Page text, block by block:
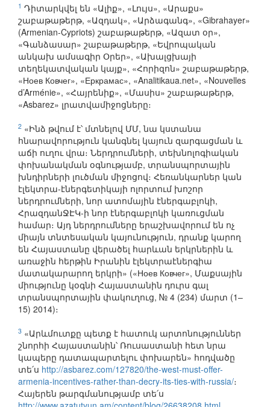
1 Դիտարկվել են «Ալիք», «Լույս», «Արաքս»
շաբաթաթերթ, «Ազդակ», «Արձագանգ», «Gibrahayer»
(Armenian-Cypriots) շաբաթաթերթ, «Ազատ օր»,
«Գանձասար» շաբաթաթերթ, «Եվրոպական
անկախ ամսագիր Օրեր», «Ախալցխայի
տեղեկատվական կայք», «Հորիզոն» շաբաթաթերթ,
«Ноев Ковчег», «Еркрамас», «Analitikaua.net», «Nouvelles
d’Arménie», «Հայրենիք», «Մասիս» շաբաթաթերթ,
«Asbarez» լրատվամիջոցները։
2 «Ինձ թվում է՝ մտնելով ՄՄ, նա կստանա
հնարավորություն կանգնել կայուն զարգացման և
աճի ուղու վրա։ Ներդրումների, տեխնոլոգիական
փոխանակման օգնությամբ, տրանսպորտային
խնդիրների լուծման միջոցով։ Հեռանկարներ կան
էլեկտրա-էներգետիկայի ոլորտում խոշոր
ներդրումների, նոր ատոմային էներգաբլոկի,
ՀրազդանՋԷԿ-ի նոր էներգաբլոկի կառուցման
համար։ Այդ ներդրումները երաշխավորում են ոչ
միայն տնտեսական կայունություն, դրանք կարող
են Հայաստանը վերածել հարևան երկրներին և
առաջին հերթին Իրանին էլեկտրաէներգիա
մատակարարող երկրի» («Ноев Ковчег», Մաքսային
միությունը կօգնի Հայաստանին դուրս գալ
տրանսպորտային փակուղուց, № 4 (234) մարտ (1–
15) 2014)։
3 «Արևմուտքը պետք է հատուկ արտոնություններ
շնորհի Հայաստանին՝ Ռուսաստանի հետ նրա
կապերը դատապարտելու փոխարեն» հոդվածը
տե՛ս http://asbarez.com/127820/the-west-must-offer-
armenia-incentives-rather-than-decry-its-ties-with-russia/։
Հայերեն թարգմանությամբ տե՛ս